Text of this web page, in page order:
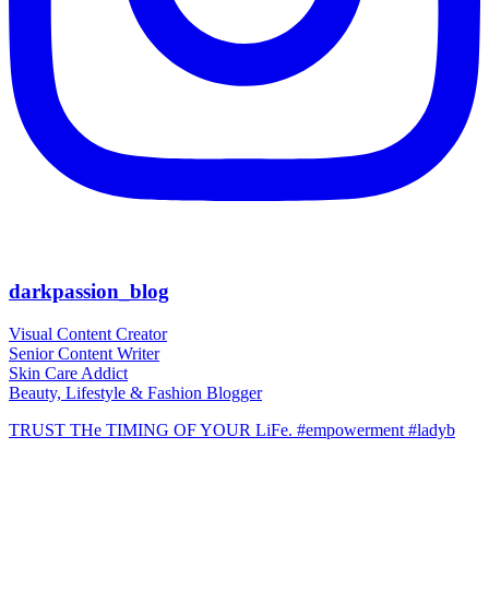
darkpassion_blog
Visual Content Creator
Senior Content Writer
Skin Care Addict
Beauty, Lifestyle & Fashion Blogger
TRUST THe TIMING OF YOUR LiFe. #empowerment #ladyb